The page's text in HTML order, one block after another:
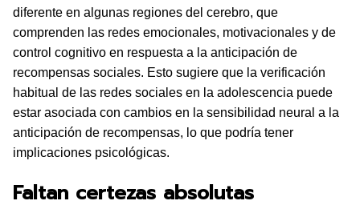
diferente en algunas regiones del cerebro, que
comprenden las redes emocionales, motivacionales y de
control cognitivo en respuesta a la anticipación de
recompensas sociales. Esto sugiere que la verificación
habitual de las redes sociales en la adolescencia puede
estar asociada con cambios en la sensibilidad neural a la
anticipación de recompensas, lo que podría tener
implicaciones psicológicas.
Faltan certezas absolutas